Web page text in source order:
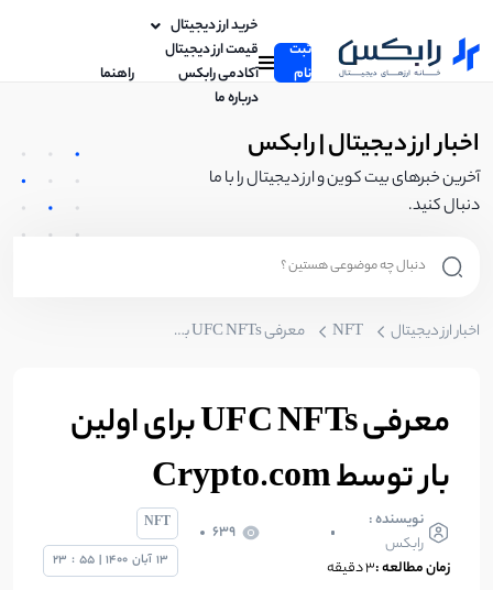
ثبت
نام
خرید ارز دیجیتال
قیمت ارز دیجیتال
آکادمی رابکس
راهنما
درباره ما
اخبار ارز دیجیتال | رابکس
آخرین خبرهای بیت کوین و ارز دیجیتال را با ما
دنبال کنید.
اخبار ارز دیجیتال NFT معرفی UFC NFTs برای اولین بار توسط Crypto.com
معرفی UFC NFTs برای اولین
بار توسط Crypto.com
نویسنده :
رابکس
639
زمان مطالعه :۳ دقیقه
NFT
13 آبان 1400
|
55
:
23